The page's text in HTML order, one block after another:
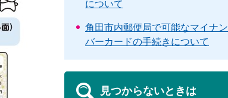
について
角田市内郵便局で可能なマイナン
バーカードの手続きについて
見つからないときは